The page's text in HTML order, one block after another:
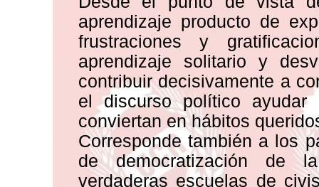
aprendizaje producto de
frustraciones y
aprendizaje solitario y
contribuir decisivamente a
el discurso político
conviertan en hábitos
Corresponde también a los
de democratización de
verdaderas escuelas de